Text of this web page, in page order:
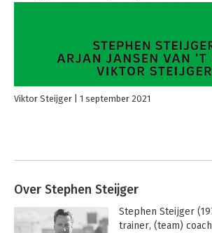
Viktor Steijger 1 september 2021
Over Stephen Steijger
Stephen Steijger
trainer, (team)